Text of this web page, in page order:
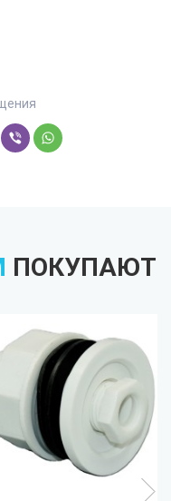
ПОКУПАЮТ